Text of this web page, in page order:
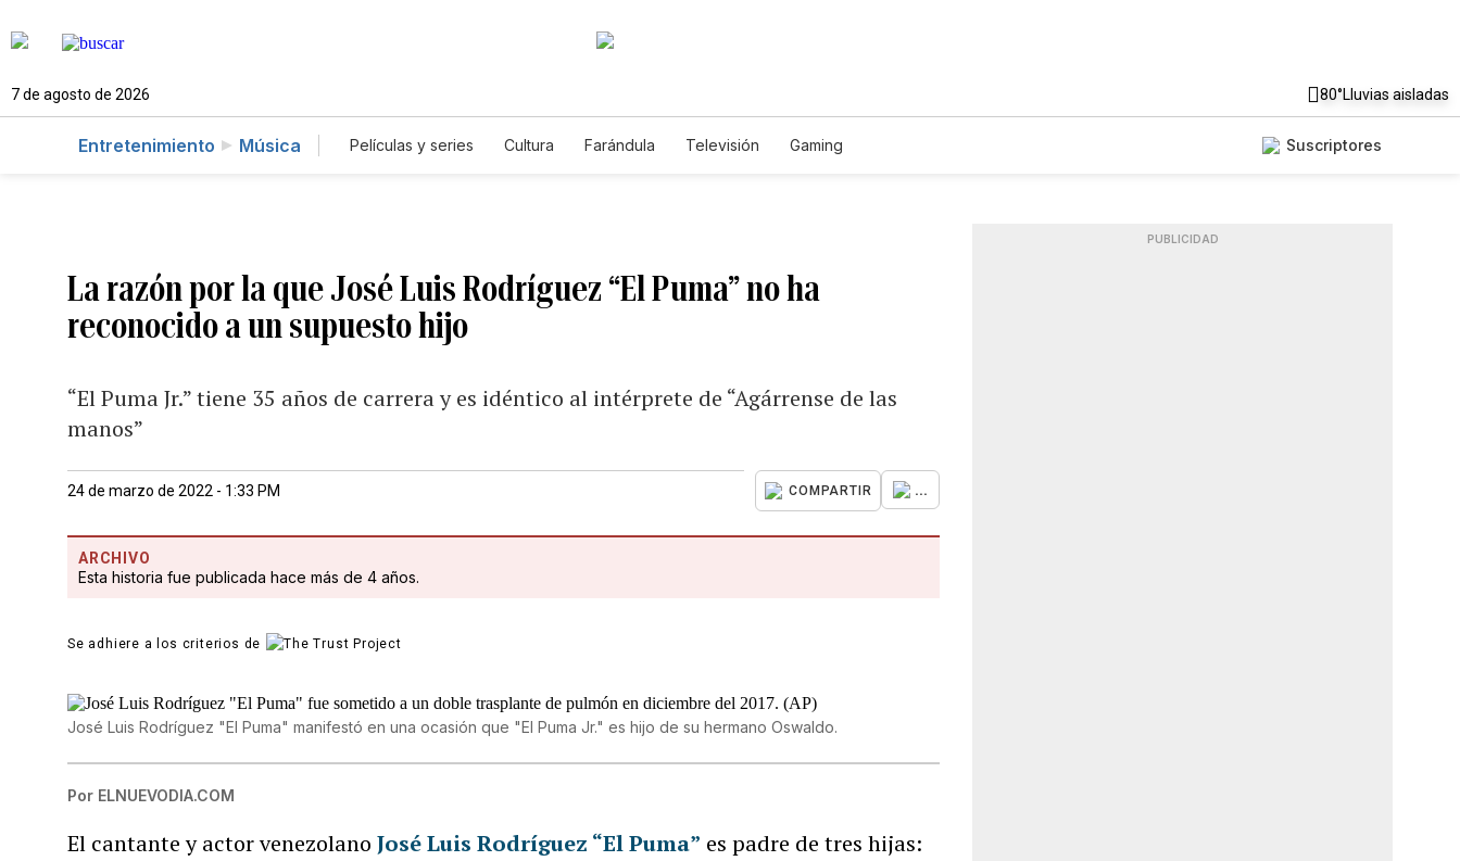
7 de agosto de 2026 80°Lluvias aisladas
Entretenimiento Música Películas y series Cultura Farándula Televisión Gaming Suscriptores
La razón por la que José Luis Rodríguez “El Puma” no ha
reconocido a un supuesto hijo
“El Puma Jr.” tiene 35 años de carrera y es idéntico al intérprete de “Agárrense de las
manos”
24 de marzo de 2022 - 1:33 PM COMPARTIR ...
ARCHIVO
Esta historia fue publicada hace más de 4 años.
Se adhiere a los criterios de
José Luis Rodríguez "El Puma" manifestó en una ocasión que "El Puma Jr." es hijo de su hermano Oswaldo.
Por ELNUEVODIA.COM
El cantante y actor venezolanoJosé Luis Rodríguez “El Puma” es padre de tres hijas:
PUBLICIDAD